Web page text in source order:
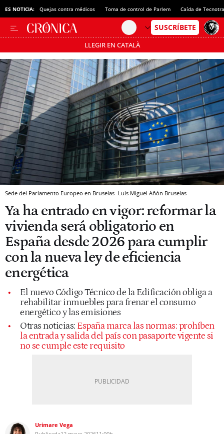
ES NOTICIA: Quejas contra médicos Toma de control de Parlem Caída de
LLEGIR EN CATALÀ
Pásate al MODO AHORRO
Sede del Parlamento Europeo en Bruselas Luis Miguel Añón Bruselas
Ya ha entrado en vigor: reformar la
vivienda será obligatorio en
España desde 2026 para cumplir
con la nueva ley de eficiencia
energética
El nuevo Código Técnico de la Edificación obliga a
rehabilitar inmuebles para frenar el consumo
energético y las emisiones
Otras noticias: España marca las normas: prohíben
la entrada y salida del país con pasaporte vigente si
no se cumple este requisito
Urimare Vega